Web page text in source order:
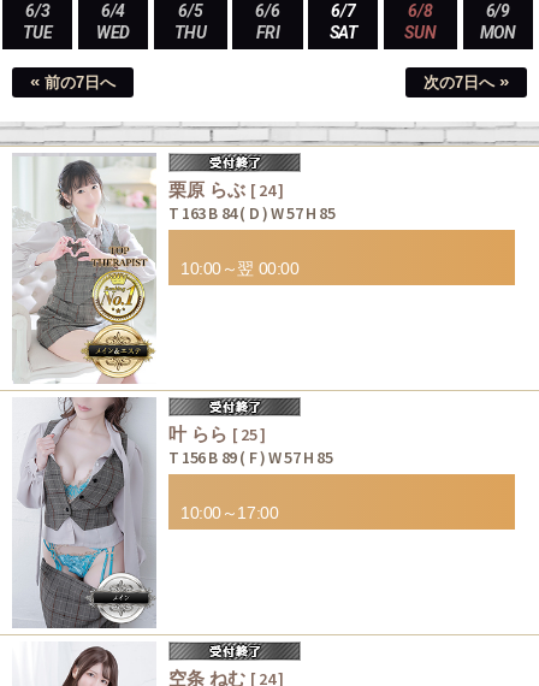
6/3
TUE
6/4
WED
6/5
THU
6/6
FRI
6/7
SAT
6/8
SUN
6/9
MON
« 前の7日へ 次の7日へ »
栗原 らぶ [ 24 ]
T 163 B 84 ( D ) W 57 H 85
10:00～翌 00:00
叶 らら [ 25 ]
T 156 B 89 ( F ) W 57 H 85
10:00～17:00
空条 ねむ [ 24 ]